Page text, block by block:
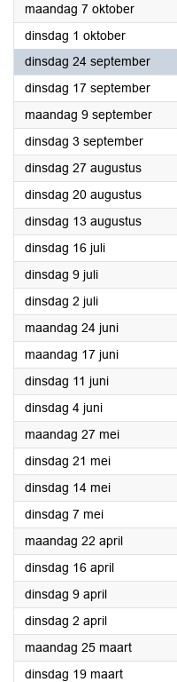
maandag 7 oktober2024
dinsdag 1 oktober2024
dinsdag 24 september2024
dinsdag 17 september2024
maandag 9 september2024
dinsdag 3 september2024
dinsdag 27 augustus2024
dinsdag 20 augustus2024
dinsdag 13 augustus2024
dinsdag 16 juli2024
dinsdag 9 juli2024
dinsdag 2 juli2024
maandag 24 juni2024
maandag 17 juni2024
dinsdag 11 juni2024
dinsdag 4 juni2024
maandag 27 mei2024
dinsdag 21 mei2024
dinsdag 14 mei2024
dinsdag 7 mei2024
maandag 22 april2024
dinsdag 16 april2024
dinsdag 9 april2024
dinsdag 2 april2024
maandag 25 maart2024
dinsdag 19 maart2024